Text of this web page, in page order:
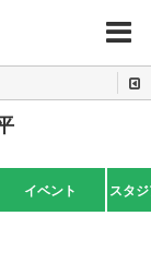
MENU
イベント スタ